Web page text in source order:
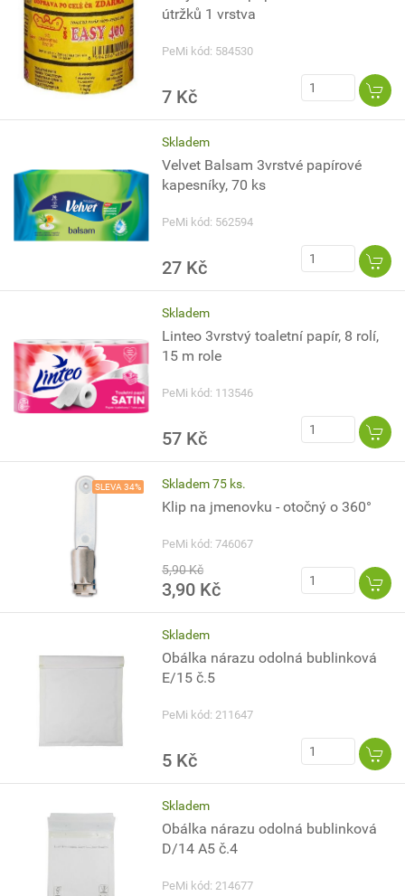
útržků 1 vrstva
PeMi kód: 584530
7 Kč
Skladem
Velvet Balsam 3vrstvé papírové
kapesníky, 70 ks
PeMi kód: 562594
27 Kč
Skladem
Linteo 3vrstvý toaletní papír, 8 rolí,
15 m role
PeMi kód: 113546
57 Kč
SLEVA 34% Skladem 75 ks.
Klip na jmenovku - otočný o 360°
PeMi kód: 746067
5,90 Kč
3,90 Kč
Skladem
Obálka nárazu odolná bublinková
E/15 č.5
PeMi kód: 211647
5 Kč
Skladem
Obálka nárazu odolná bublinková
D/14 A5 č.4
PeMi kód: 214677